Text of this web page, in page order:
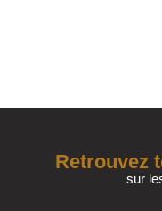
Retrouvez
sur